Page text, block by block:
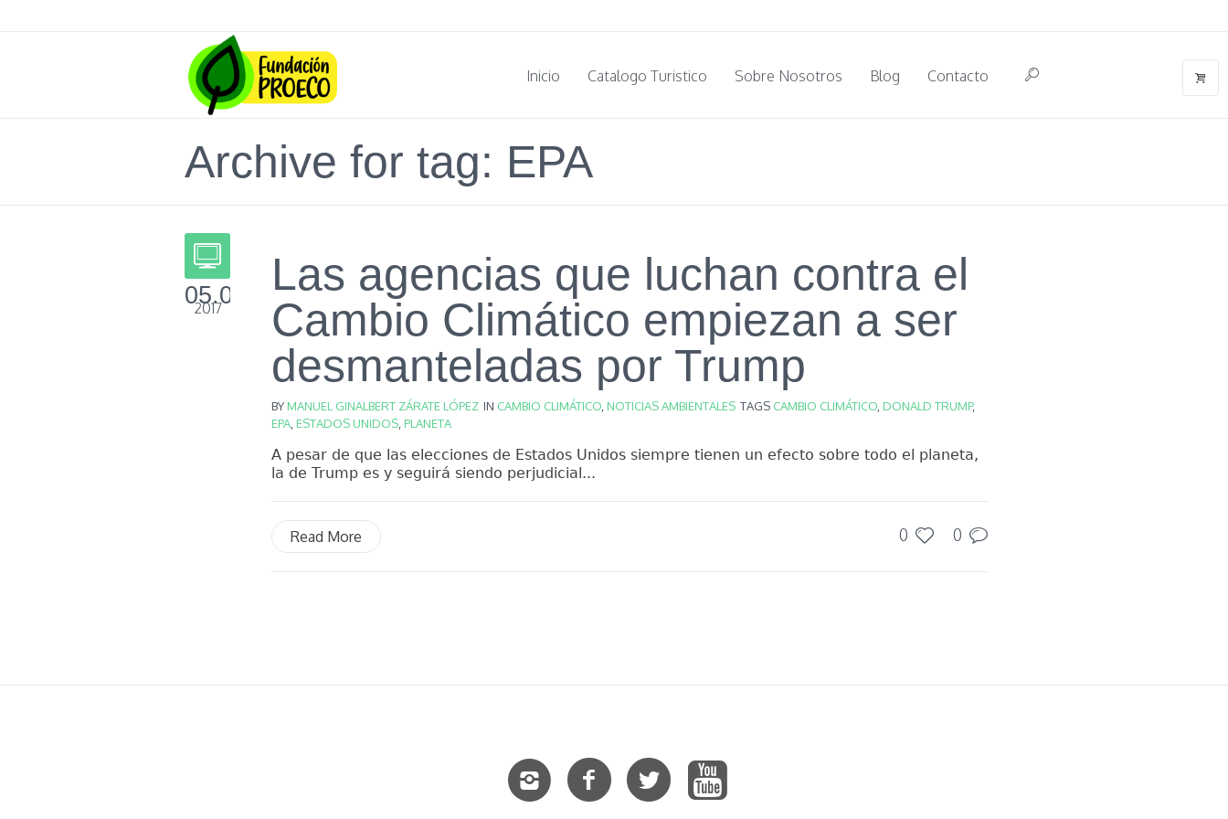
Inicio Catalogo Turistico Sobre Nosotros Blog Contacto
Archive for tag: EPA
05.02
2017
Las agencias que luchan contra el
Cambio Climático empiezan a ser
desmanteladas por Trump
BYMANUEL GINALBERT ZÁRATE LÓPEZ IN CAMBIO CLIMÁTICO NOTICIAS AMBIENTALES TAGS CAMBIO CLIMÁTICO DONALD TRUMP,
EPA ESTADOS UNIDOS PLANETA
A pesar de que las elecciones de Estados Unidos siempre tienen un efecto sobre todo el planeta,
la de Trump es y seguirá siendo perjudicial...
0 0
Read More